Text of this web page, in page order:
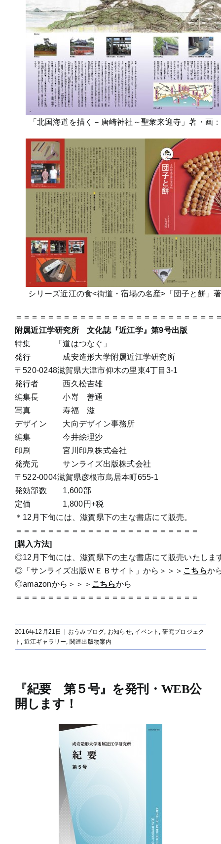
「北国海道を描く－唐崎神社～聖衆来迎寺」著・画
シリーズ近江の食<街道・宿場の名産>「団子と餅」
＝＝＝＝＝＝＝＝＝＝＝＝＝＝＝＝＝＝＝＝＝＝＝＝＝
附属近江学研究所 文化誌『近江学』第9号出版
特集 「道はつなぐ」
発行 成安造形大学附属近江学研究所
〒520-0248滋賀県大津市仰木の里東4丁目3-1
発行者 西久松吉雄
編集長 小嵜 善通
写真 寿福 滋
デザイン 大向デザイン事務所
編集 今井絵理沙
印刷 宮川印刷株式会社
発売元 サンライズ出版株式会社
〒522-0004滋賀県彦根市鳥居本町655-1
発効部数 1,600部
定価 1,800円+税
＊12月下旬には、滋賀県下の主な書店にて販売。
＝＝＝＝＝＝＝＝＝＝＝＝＝＝＝＝＝＝＝＝＝＝＝
[購入方法]
◎12月下旬には、滋賀県下の主な書店にて販売いたしま
◎「サンライズ出版ＷＥＢサイト」から＞＞＞ こちらか
◎amazonから＞＞＞ こちらから
＝＝＝＝＝＝＝＝＝＝＝＝＝＝＝＝＝＝＝＝＝＝＝
2016年12月21日 おうみブログ, お知らせ, イベント , 研究プロジェク
ト , 近江ギャラリー, 関連出版物案内
『紀要 第５号』を発刊・WEB公
開します！